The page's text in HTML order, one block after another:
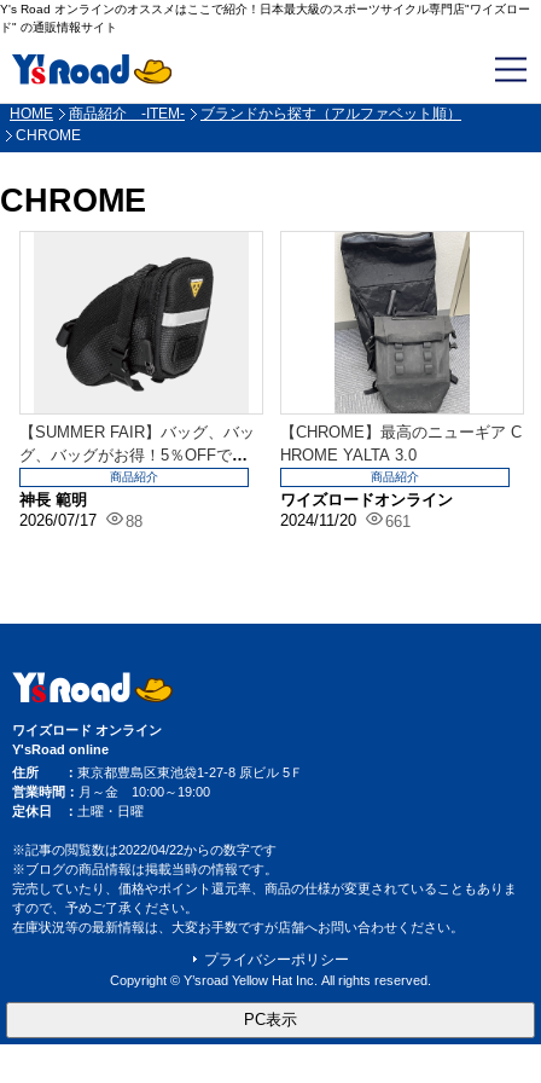
Y's Road オンラインのオススメはここで紹介！日本最大級のスポーツサイクル専門店"ワイズロー
ド" の通販情報サイト
HOME 商品紹介 -ITEM-
ブランドから探す（アルファベット順）
CHROME
CHROME
【SUMMER FAIR】バッグ、バッ
グ、バッグがお得！5％OFFで買
えるチャン...
神長 範明
2026/07/17
88
商品紹介
【CHROME】最高のニューギア C
HROME YALTA 3.0
ワイズロードオンライン
2024/11/20
661
商品紹介
ワイズロード オンライン
Y'sRoad online
住所
東京都豊島区東池袋1-27-8 原ビル 5Ｆ
営業時間
月～金 10:00～19:00
定休日
土曜・日曜
※記事の閲覧数は2022/04/22からの数字です
※ブログの商品情報は掲載当時の情報です。
完売していたり、価格やポイント還元率、商品の仕様が変更されていることもありま
すので、予めご了承ください。
在庫状況等の最新情報は、大変お手数ですが店舗へお問い合わせください。
プライバシーポリシー
Copyright © Y’sroad Yellow Hat Inc. All rights reserved.
PC表示